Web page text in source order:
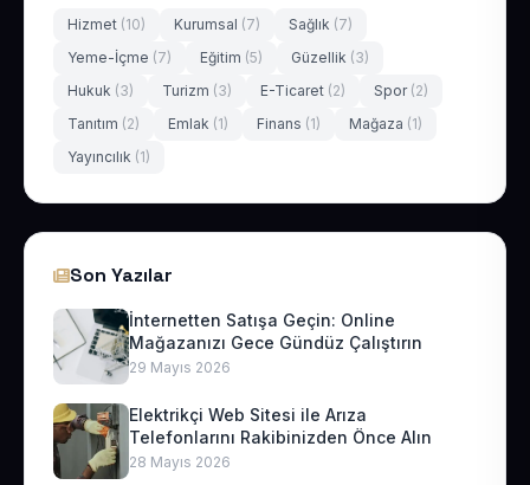
Hizmet (10) Kurumsal (7) Sağlık (7)
Yeme-İçme (7) Eğitim (5) Güzellik (3)
Hukuk (3) Turizm (3) E-Ticaret (2) Spor (2)
Tanıtım (2) Emlak (1) Finans (1) Mağaza (1)
Yayıncılık (1)
Son Yazılar
İnternetten Satışa Geçin: Online
Mağazanızı Gece Gündüz Çalıştırın
29 Mayıs 2026
Elektrikçi Web Sitesi ile Arıza
Telefonlarını Rakibinizden Önce Alın
28 Mayıs 2026